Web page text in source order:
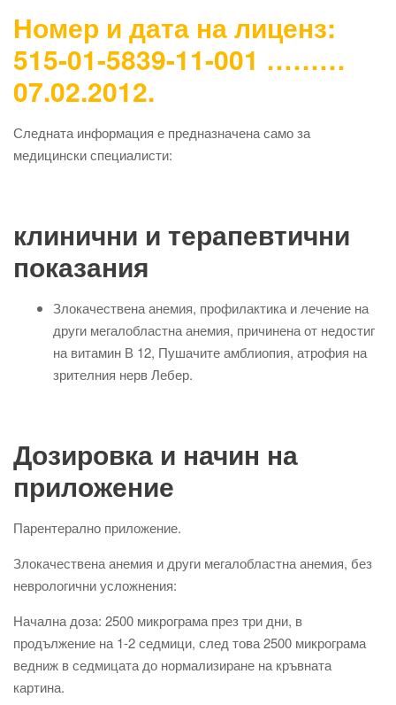
Номер и дата на лиценз:
515-01-5839-11-001 ………
07.02.2012.
Следната информация е предназначена само за
медицински специалисти:
клинични и терапевтични
показания
Злокачествена анемия, профилактика и лечение на
други мегалобластна анемия, причинена от недостиг
на витамин В 12, Пушачите амблиопия, атрофия на
зрителния нерв Лебер.
Дозировка и начин на
приложение
Парентерално приложение.
Злокачествена анемия и други мегалобластна анемия, без
неврологични усложнения:
Начална доза: 2500 микрограма през три дни, в
продължение на 1-2 седмици, след това 2500 микрограма
ведниж в седмицата до нормализиране на кръвната
картина.